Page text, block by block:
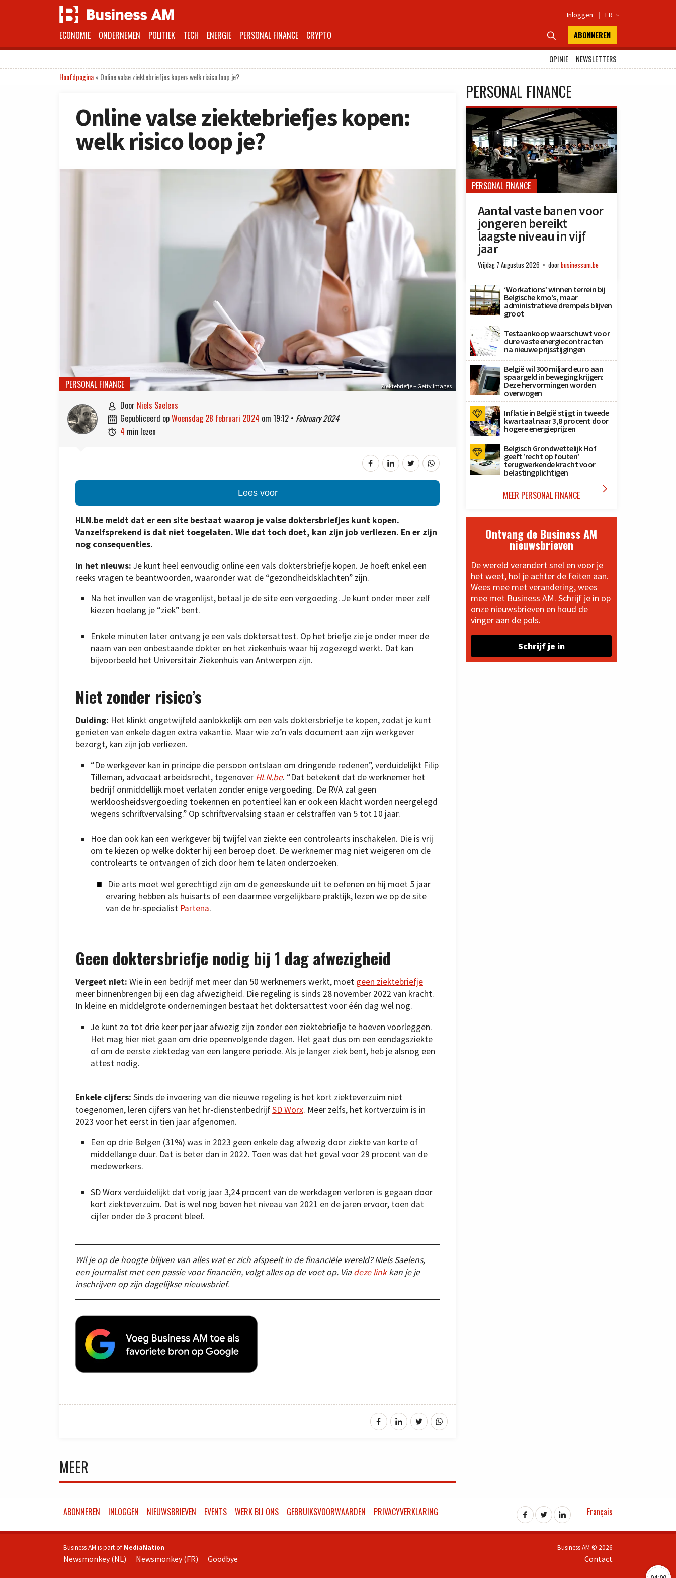
Inloggen | FR 
ECONOMIE ONDERNEMEN POLITIEK TECH ENERGIE PERSONAL FINANCE CRYPTO  ABONNEREN
OPINIE
NEWSLETTERS
Hoofdpagina» Online valse ziektebriefjes kopen: welk risico loop je?
Online valse ziektebriefjes kopen:
welk risico loop je?
Ziektebriefje – Getty Images
PERSONAL FINANCE
 door Niels Saelens
 gepubliceerd op woensdag 28 februari 2024 om 19:12 • February 2024
 4 min lezen
Lees voor
HLN.be meldt dat er een site bestaat waarop je valse doktersbriefjes kunt kopen.
Vanzelfsprekend is dat niet toegelaten. Wie dat toch doet, kan zijn job verliezen. En er zijn
nog consequenties.
In het nieuws: Je kunt heel eenvoudig online een vals doktersbriefje kopen. Je hoeft enkel een
reeks vragen te beantwoorden, waaronder wat de “gezondheidsklachten” zijn.
Na het invullen van de vragenlijst, betaal je de site een vergoeding. Je kunt onder meer zelf
kiezen hoelang je “ziek” bent.
Enkele minuten later ontvang je een vals doktersattest. Op het briefje zie je onder meer de
naam van een onbestaande dokter en het ziekenhuis waar hij zogezegd werkt. Dat kan
bijvoorbeeld het Universitair Ziekenhuis van Antwerpen zijn.
Niet zonder risico’s
Duiding: Het klinkt ongetwijfeld aanlokkelijk om een vals doktersbriefje te kopen, zodat je kunt
genieten van enkele dagen extra vakantie. Maar wie zo’n vals document aan zijn werkgever
bezorgt, kan zijn job verliezen.
“De werkgever kan in principe die persoon ontslaan om dringende redenen”, verduidelijkt Filip
Tilleman, advocaat arbeidsrecht, tegenover HLN.be. “Dat betekent dat de werknemer het
bedrijf onmiddellijk moet verlaten zonder enige vergoeding. De RVA zal geen
werkloosheidsvergoeding toekennen en potentieel kan er ook een klacht worden neergelegd
wegens schriftvervalsing.” Op schriftvervalsing staan er celstraffen van 5 tot 10 jaar.
Hoe dan ook kan een werkgever bij twijfel van ziekte een controlearts inschakelen. Die is vrij
om te kiezen op welke dokter hij een beroep doet. De werknemer mag niet weigeren om de
controlearts te ontvangen of zich door hem te laten onderzoeken.
Die arts moet wel gerechtigd zijn om de geneeskunde uit te oefenen en hij moet 5 jaar
ervaring hebben als huisarts of een daarmee vergelijkbare praktijk, lezen we op de site
van de hr-specialist Partena.
Geen doktersbriefje nodig bij 1 dag afwezigheid
Vergeet niet: Wie in een bedrijf met meer dan 50 werknemers werkt, moet geen ziektebriefje
meer binnenbrengen bij een dag afwezigheid. Die regeling is sinds 28 november 2022 van kracht.
In kleine en middelgrote ondernemingen bestaat het doktersattest voor één dag wel nog.
Je kunt zo tot drie keer per jaar afwezig zijn zonder een ziektebriefje te hoeven voorleggen.
Het mag hier niet gaan om drie opeenvolgende dagen. Het gaat dus om een eendagsziekte
of om de eerste ziektedag van een langere periode. Als je langer ziek bent, heb je alsnog een
attest nodig.
Enkele cijfers: Sinds de invoering van die nieuwe regeling is het kort ziekteverzuim niet
toegenomen, leren cijfers van het hr-dienstenbedrijfSD Worx. Meer zelfs, het kortverzuim is in
2023 voor het eerst in tien jaar afgenomen.
Een op drie Belgen (31%) was in 2023 geen enkele dag afwezig door ziekte van korte of
middellange duur. Dat is beter dan in 2022. Toen was dat het geval voor 29 procent van de
medewerkers.
SD Worx verduidelijkt dat vorig jaar 3,24 procent van de werkdagen verloren is gegaan door
kort ziekteverzuim. Dat is wel nog boven het niveau van 2021 en de jaren ervoor, toen dat
cijfer onder de 3 procent bleef.
Wil je op de hoogte blijven van alles wat er zich afspeelt in de financiële wereld? Niels Saelens,
een journalist met een passie voor financiën, volgt alles op de voet op. Via deze linkkan je je
inschrijven op zijn dagelijkse nieuwsbrief.
MEER
PERSONAL FINANCE
PERSONAL FINANCE
Aantal vaste banen voor
jongeren bereikt
laagste niveau in vijf
jaar
Vrijdag 7 Augustus 2026 doorbusinessam.be
‘Workations’ winnen terrein bij
Belgische kmo’s, maar
administratieve drempels blijven
groot
Testaankoop waarschuwt voor
dure vaste energiecontracten
na nieuwe prijsstijgingen
België wil 300 miljard euro aan
spaargeld in beweging krijgen:
Deze hervormingen worden
overwogen
Inflatie in België stijgt in tweede
kwartaal naar 3,8 procent door
hogere energieprijzen
Belgisch Grondwettelijk Hof
geeft ‘recht op fouten’
terugwerkende kracht voor
belastingplichtigen
MEER PERSONAL FINANCE 
Ontvang de Business AM
nieuwsbrieven
De wereld verandert snel en voor je
het weet, hol je achter de feiten aan.
Wees mee met verandering, wees
mee met Business AM. Schrijf je in op
onze nieuwsbrieven en houd de
vinger aan de pols.
Schrijf je in
ABONNEREN INLOGGEN NIEUWSBRIEVEN EVENTS WERK BIJ ONS GEBRUIKSVOORWAARDEN PRIVACYVERKLARING Français
Business AM is part of MediaNation
Newsmonkey (NL) Newsmonkey (FR) Goodbye
Business AM © 2026
Contact